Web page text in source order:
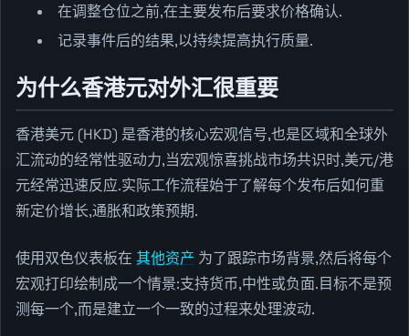
在调整仓位之前,在主要发布后要求价格确认.
记录事件后的结果,以持续提高执行质量.
为什么香港元对外汇很重要
香港美元 (HKD) 是香港的核心宏观信号,也是区域和全球外
汇流动的经常性驱动力,当宏观惊喜挑战市场共识时,美元/港
元经常迅速反应.实际工作流程始于了解每个发布后如何重
新定价增长,通胀和政策预期.
使用双色仪表板在 其他资产 为了跟踪市场背景,然后将每个
宏观打印绘制成一个情景:支持货币,中性或负面.目标不是预
测每一个,而是建立一个一致的过程来处理波动.